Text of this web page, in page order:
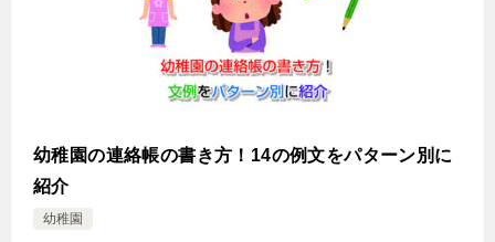
幼稚園の連絡帳の書き方！14の例文をパターン別に
紹介
幼稚園